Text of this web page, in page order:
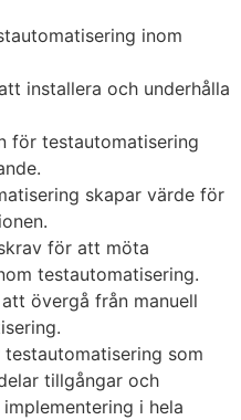
inom
installera och underhålla
för testautomatisering
skapar värde för
för att möta
testautomatisering.
övergå från manuell
som
tillgångar och
i hela